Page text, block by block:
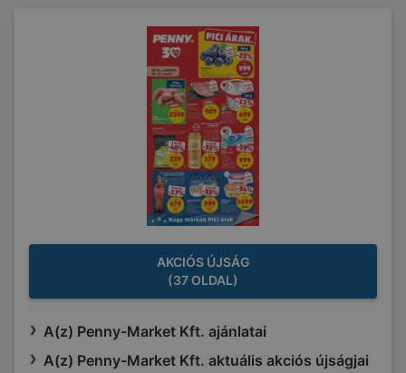
AKCIÓS ÚJSÁG
(37 OLDAL)
A(z) Penny-Market Kft. ajánlatai
A(z) Penny-Market Kft. aktuális akciós újságjai